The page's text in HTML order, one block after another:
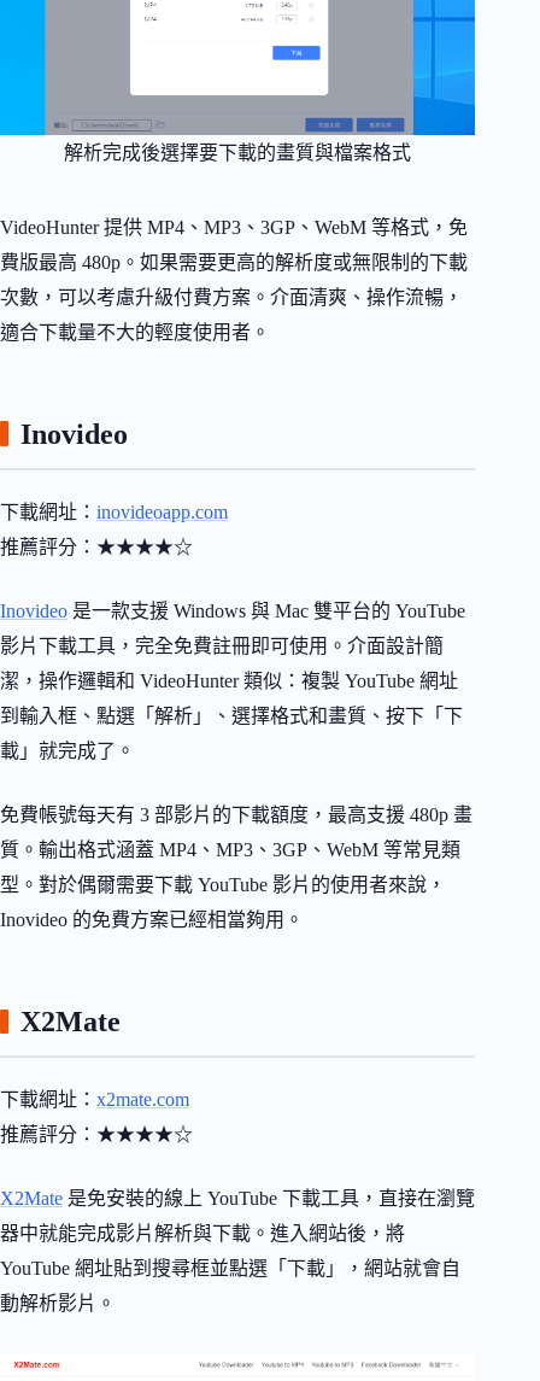
解析完成後選擇要下載的畫質與檔案格式
VideoHunter 提供 MP4、MP3、3GP、WebM 等格式，免
費版最高 480p。如果需要更高的解析度或無限制的下載
次數，可以考慮升級付費方案。介面清爽、操作流暢，
適合下載量不大的輕度使用者。
Inovideo
下載網址： inovideoapp.com
推薦評分：★★★★☆
Inovideo 是一款支援 Windows 與 Mac 雙平台的 YouTube
影片下載工具，完全免費註冊即可使用。介面設計簡
潔，操作邏輯和 VideoHunter 類似：複製 YouTube 網址
到輸入框、點選「解析」、選擇格式和畫質、按下「下
載」就完成了。
免費帳號每天有 3 部影片的下載額度，最高支援 480p 畫
質。輸出格式涵蓋 MP4、MP3、3GP、WebM 等常見類
型。對於偶爾需要下載 YouTube 影片的使用者來說，
Inovideo 的免費方案已經相當夠用。
X2Mate
下載網址： x2mate.com
推薦評分：★★★★☆
X2Mate 是免安裝的線上 YouTube 下載工具，直接在瀏覽
器中就能完成影片解析與下載。進入網站後，將
YouTube 網址貼到搜尋框並點選「下載」，網站就會自
動解析影片。